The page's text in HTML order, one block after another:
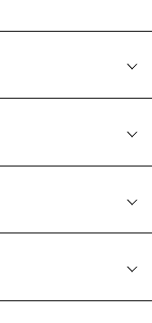
標準装備。
ら人気のある1本。
ジに。
ブラウン。
ツートンカラー。
き締まった印象を。
知りたい方へ